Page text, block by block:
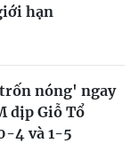
hạn
nóng' ngay
dịp Giỗ Tổ
4 và 1-5